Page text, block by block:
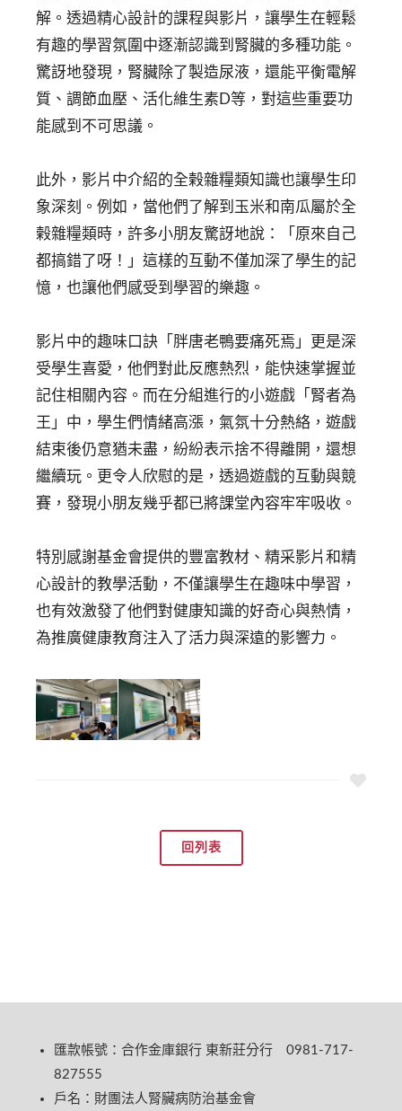
解。透過精心設計的課程與影片，讓學生在輕鬆
有趣的學習氛圍中逐漸認識到腎臟的多種功能。
驚訝地發現，腎臟除了製造尿液，還能平衡電解
質、調節血壓、活化維生素D等，對這些重要功
能感到不可思議。
此外，影片中介紹的全榖雜糧類知識也讓學生印
象深刻。例如，當他們了解到玉米和南瓜屬於全
榖雜糧類時，許多小朋友驚訝地說：「原來自己
都搞錯了呀！」這樣的互動不僅加深了學生的記
憶，也讓他們感受到學習的樂趣。
影片中的趣味口訣「胖唐老鴨要痛死焉」更是深
受學生喜愛，他們對此反應熱烈，能快速掌握並
記住相關內容。而在分組進行的小遊戲「腎者為
王」中，學生們情緒高漲，氣氛十分熱絡，遊戲
結束後仍意猶未盡，紛紛表示捨不得離開，還想
繼續玩。更令人欣慰的是，透過遊戲的互動與競
賽，發現小朋友幾乎都已將課堂內容牢牢吸收。
特別感謝基金會提供的豐富教材、精采影片和精
心設計的教學活動，不僅讓學生在趣味中學習，
也有效激發了他們對健康知識的好奇心與熱情，
為推廣健康教育注入了活力與深遠的影響力。
回列表
匯款帳號：合作金庫銀行 東新莊分行 0981-717-
827555
戶名：財團法人腎臟病防治基金會